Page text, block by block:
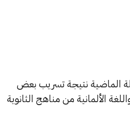
الماضية نتيجة تسريب بعض
الألمانية من مناهج الثانوية